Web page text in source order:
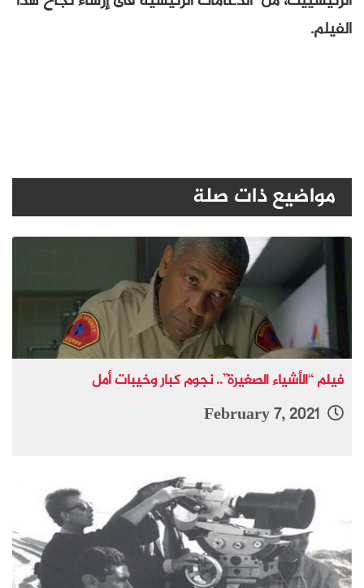
الفيلم.
مواضيع ذات صلة
فيلم “الأشياء الصغيرة”.. نجوم كبار وخيبات أمل